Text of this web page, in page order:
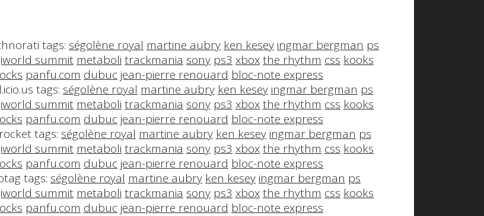
tags: ségolène royal martine aubry ken kesey ingmar bergman ps
summit metaboli trackmania sony ps3 xboxthe rhythm css kooks
panfu.com dubuc jean-pierre renouard bloc-note express
tags: ségolène royal martine aubry ken kesey ingmar bergman ps
summit metaboli trackmania sony ps3 xboxthe rhythm css kooks
panfu.com dubuc jean-pierre renouard bloc-note express
tags: ségolène royal martine aubry ken kesey ingmar bergman ps
summit metaboli trackmania sony ps3 xboxthe rhythm css kooks
panfu.com dubuc jean-pierre renouard bloc-note express
tags: ségolène royal martine aubry ken kesey ingmar bergman ps
summit metaboli trackmania sony ps3 xboxthe rhythm css kooks
panfu.com dubuc jean-pierre renouard bloc-note express